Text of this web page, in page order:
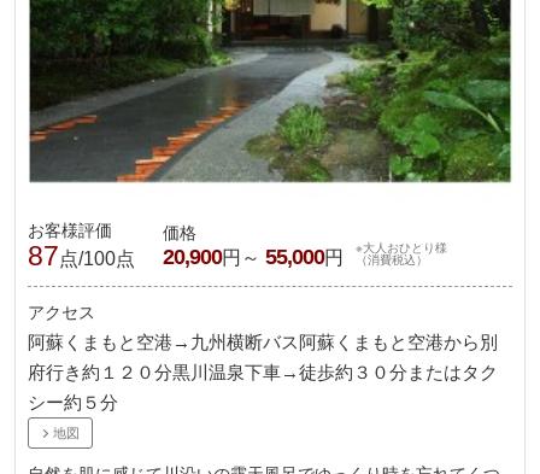
お客様評価
87点/100点
価格
20,900円～ 55,000円
※大人おひとり様
（消費税込）
アクセス
阿蘇くまもと空港→九州横断バス阿蘇くまもと空港から別
府行き約１２０分黒川温泉下車→徒歩約３０分またはタク
シー約５分
地図